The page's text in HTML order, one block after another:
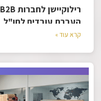
העברת עובדים לחו"ל
קרא עוד »